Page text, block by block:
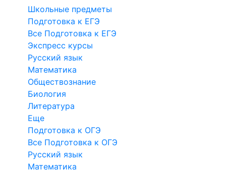
Школьные предметы
Подготовка к ЕГЭ
Все Подготовка к ЕГЭ
Экспресс курсы
Русский язык
Математика
Обществознание
Биология
Литература
Еще
Подготовка к ОГЭ
Все Подготовка к ОГЭ
Русский язык
Математика